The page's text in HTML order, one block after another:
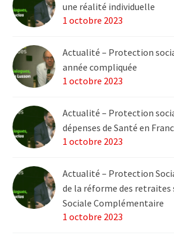
une réalité individuelle
1 octobre 2023
Actualité – Protection
année compliquée
1 octobre 2023
Actualité – Protection
dépenses de Santé en
1 octobre 2023
Actualité – Protection
de la réforme des
Sociale Complémentaire
1 octobre 2023